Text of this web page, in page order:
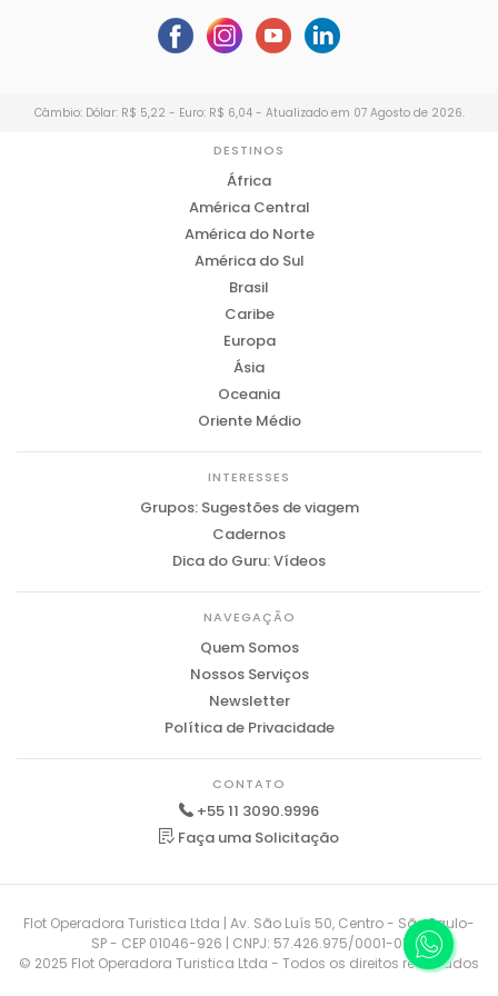
Câmbio: Dólar: R$ 5,22 - Euro: R$ 6,04 - Atualizado em 07 Agosto de 2026.
DESTINOS
África
América Central
América do Norte
América do Sul
Brasil
Caribe
Europa
Ásia
Oceania
Oriente Médio
INTERESSES
Grupos: Sugestões de viagem
Cadernos
Dica do Guru: Vídeos
NAVEGAÇÃO
Quem Somos
Nossos Serviços
Newsletter
Política de Privacidade
CONTATO
+55 11 3090.9996
Faça uma Solicitação
Flot Operadora Turistica Ltda | Av. São Luís 50, Centro - São Paulo-
SP - CEP 01046-926 | CNPJ: 57.426.975/0001-01
© 2025 Flot Operadora Turistica Ltda - Todos os direitos reservados